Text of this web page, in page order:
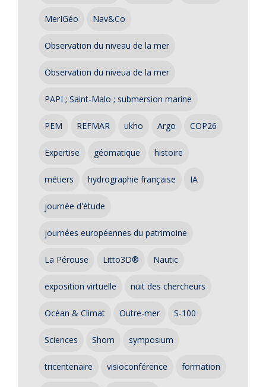
MerIGéo Nav&Co
Observation du niveau de la mer
Observation du niveua de la mer
PAPI ; Saint-Malo ; submersion marine
PEM REFMAR ukho Argo COP26
Expertise géomatique histoire
métiers hydrographie française IA
journée d'étude
journées européennes du patrimoine
La Pérouse Litto3D® Nautic
exposition virtuelle nuit des chercheurs
Océan & Climat Outre-mer S-100
Sciences Shom symposium
tricentenaire visioconférence formation